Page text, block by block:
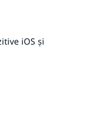
iOS și